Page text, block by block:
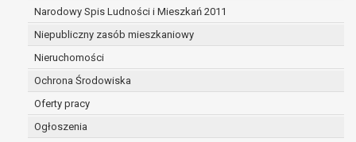
Narodowy Spis Ludności i Mieszkań 2011
Niepubliczny zasób mieszkaniowy
Nieruchomości
Ochrona Środowiska
Oferty pracy
Ogłoszenia
administratora danych osobowych przysługuje
Pani/Panu:
prawo dostępu do treści danych oraz
otrzymywania ich kopii na podstawie art. 15
RODO;
podstawie art. 16 RODO,